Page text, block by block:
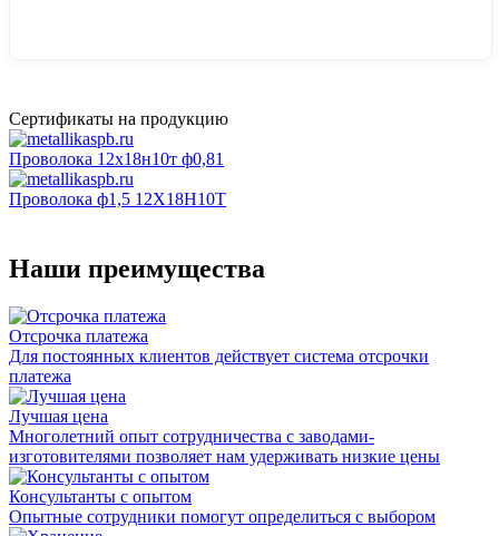
Сертификаты на продукцию
Проволока 12х18н10т ф0,81
Проволока ф1,5 12Х18Н10Т
Наши преимущества
Отсрочка платежа
Для постоянных клиентов действует система отсрочки
платежа
Лучшая цена
Многолетний опыт сотрудничества с заводами-
изготовителями позволяет нам удерживать низкие цены
Консультанты с опытом
Опытные сотрудники помогут определиться с выбором